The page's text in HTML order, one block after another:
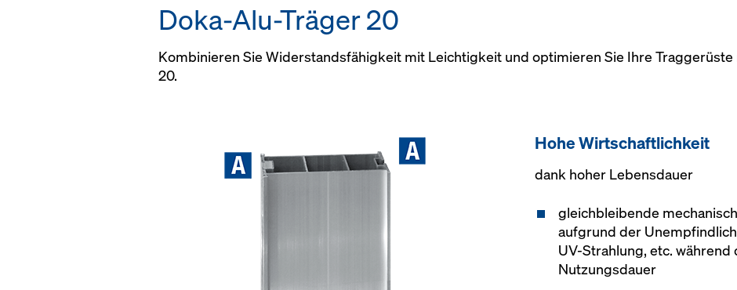
Doka-Alu-Träger 20
Kombinieren Sie Widerstandsfähigkeit mit Leichtigkeit und optimieren Sie Ihre
20.
Hohe Wirtschaftlichkeit
dank hoher Lebensdauer
gleichbleibende
aufgrund der
UV-Strahlung, etc. während
Nutzungsdauer